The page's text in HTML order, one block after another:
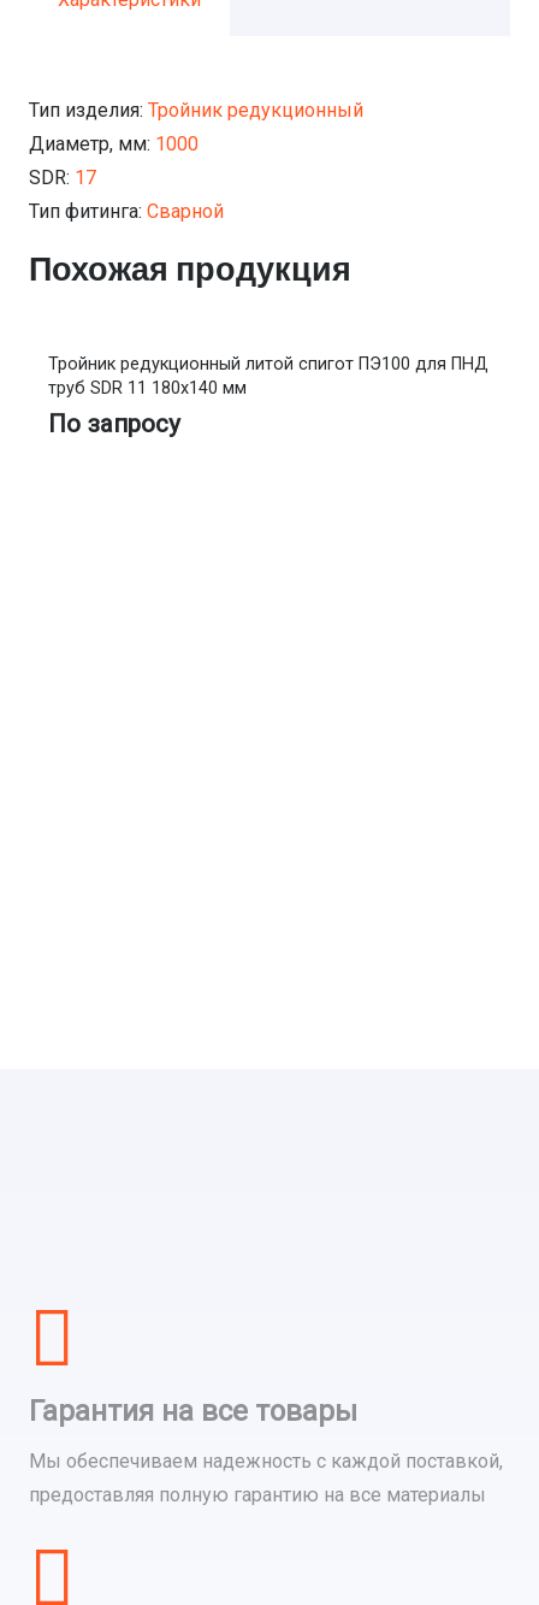
Тип изделия: Тройник редукционный
Диаметр, мм: 1000
SDR: 17
Тип фитинга: Сварной
Похожая продукция
Тройник редукционный литой спигот ПЭ100 для ПНД
труб SDR 11 180х140 мм
По запросу
Гарантия на все товары
Мы обеспечиваем надежность с каждой поставкой,
предоставляя полную гарантию на все материалы